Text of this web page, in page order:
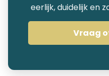
eerlijk, duidelijk en
Vraag